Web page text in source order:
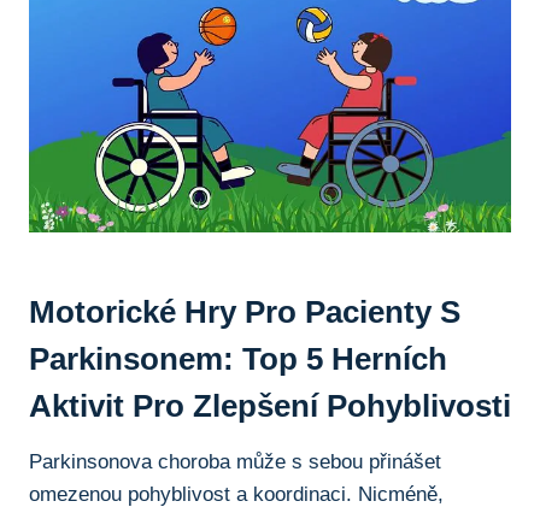
Motorické Hry Pro Pacienty S
Parkinsonem: Top 5 Herních
Aktivit Pro Zlepšení ‍pohyblivosti
Parkinsonova‌ choroba může s sebou přinášet
omezenou pohyblivost a koordinaci. Nicméně,‌